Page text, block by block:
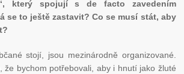
který spojují s de facto zavedením
se to ještě zastavit? Co se musí stát, aby
stojí, jsou mezinárodně organizované.
že bychom potřebovali, aby i hnutí jako žluté